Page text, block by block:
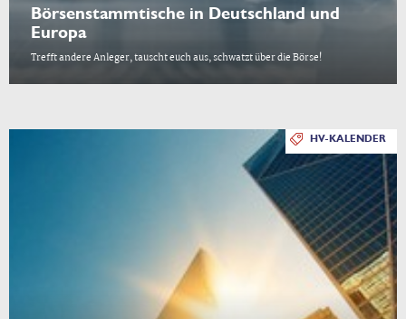
Börsenstammtische in Deutschland und
Europa
Trefft andere Anleger, tauscht euch aus, schwatzt über die Börse!
HV-KALENDER